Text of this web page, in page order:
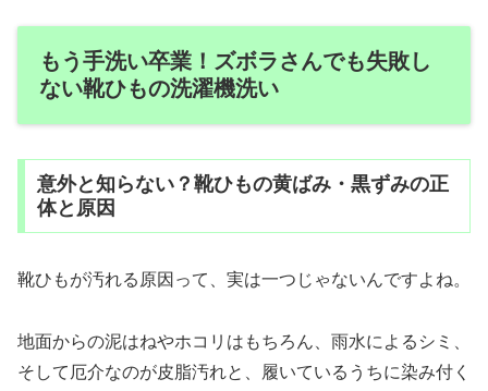
もう手洗い卒業！ズボラさんでも失敗し
ない靴ひもの洗濯機洗い
意外と知らない？靴ひもの黄ばみ・黒ずみの正
体と原因
靴ひもが汚れる原因って、実は一つじゃないんですよね。
地面からの泥はねやホコリはもちろん、雨水によるシミ、
そして厄介なのが皮脂汚れと、履いているうちに染み付く